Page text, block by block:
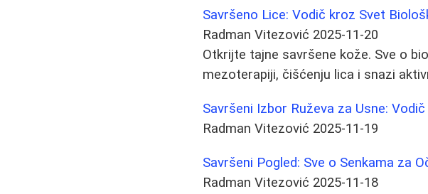
Savršeno Lice: Vodič kroz Svet
Radman Vitezović 2025-11-20
Otkrijte tajne savršene kože. Sve o
mezoterapiji, čišćenju lica i snazi
Savršeni Izbor Ruževa za Usne:
Radman Vitezović 2025-11-19
Savršeni Pogled: Sve o Senkama za
Radman Vitezović 2025-11-18